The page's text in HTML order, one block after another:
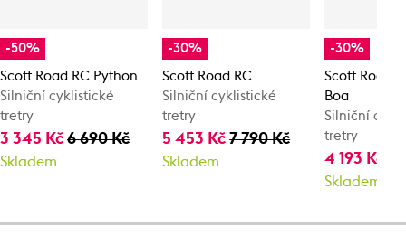
-50%
Scott Road RC Python
Silniční cyklistické
tretry
3 345 Kč 6 690 Kč
Skladem
-30%
Scott Road RC
Silniční cyklistické
tretry
5 453 Kč7 790 Kč
Skladem
-30%
Scott Road
Boa
Silniční
tretry
4 193 Kč
Skladem